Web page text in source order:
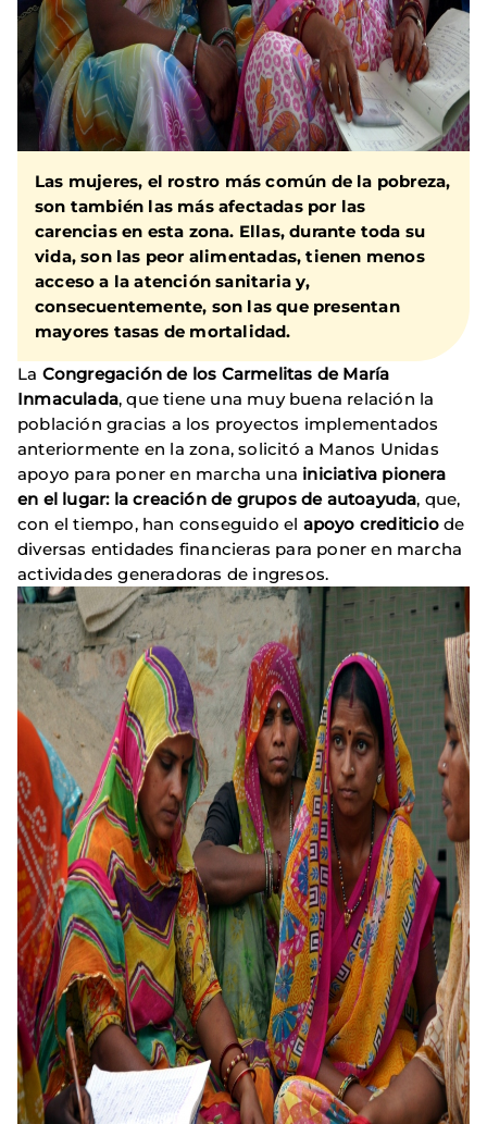
Las mujeres, el rostro más común de la pobreza,
son también las más afectadas por las
carencias en esta zona. Ellas, durante toda su
vida, son las peor alimentadas, tienen menos
acceso a la atención sanitaria y,
consecuentemente, son las que presentan
mayores tasas de mortalidad.
La Congregación de los Carmelitas de María
Inmaculada, que tiene una muy buena relación la
población gracias a los proyectos implementados
anteriormente en la zona, solicitó a Manos Unidas
apoyo para poner en marcha una iniciativa pionera
en el lugar: la creación de grupos de autoayuda, que,
con el tiempo, han conseguido el apoyo crediticiode
diversas entidades financieras para poner en marcha
actividades generadoras de ingresos.